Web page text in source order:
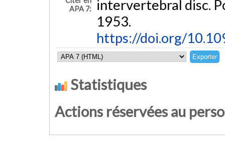
APA 7:
intervertebral disc.
1953.
https://doi.org/
Statistiques
Actions réservées au